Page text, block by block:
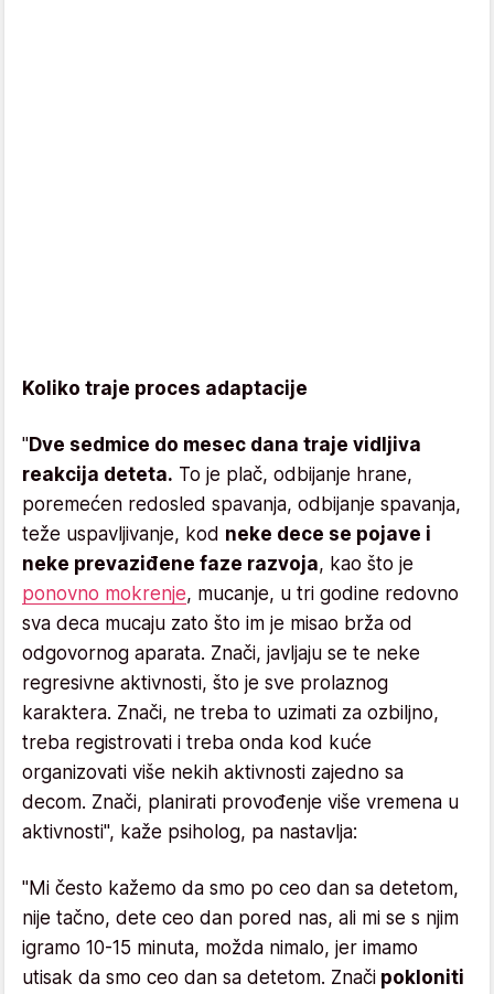
Koliko traje proces adaptacije
"Dve sedmice do mesec dana traje vidljiva
reakcija deteta. To je plač, odbijanje hrane,
poremećen redosled spavanja, odbijanje spavanja,
teže uspavljivanje, kod neke dece se pojave i
neke prevaziđene faze razvoja, kao što je
ponovno mokrenje, mucanje, u tri godine redovno
sva deca mucaju zato što im je misao brža od
odgovornog aparata. Znači, javljaju se te neke
regresivne aktivnosti, što je sve prolaznog
karaktera. Znači, ne treba to uzimati za ozbiljno,
treba registrovati i treba onda kod kuće
organizovati više nekih aktivnosti zajedno sa
decom. Znači, planirati provođenje više vremena u
aktivnosti", kaže psiholog, pa nastavlja:
"Mi često kažemo da smo po ceo dan sa detetom,
nije tačno, dete ceo dan pored nas, ali mi se s njim
igramo 10-15 minuta, možda nimalo, jer imamo
utisak da smo ceo dan sa detetom. Znači pokloniti